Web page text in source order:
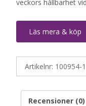
veckors hållbarhet
Läs mera & köp
Artikelnr: 100954-1
Recensioner (0)